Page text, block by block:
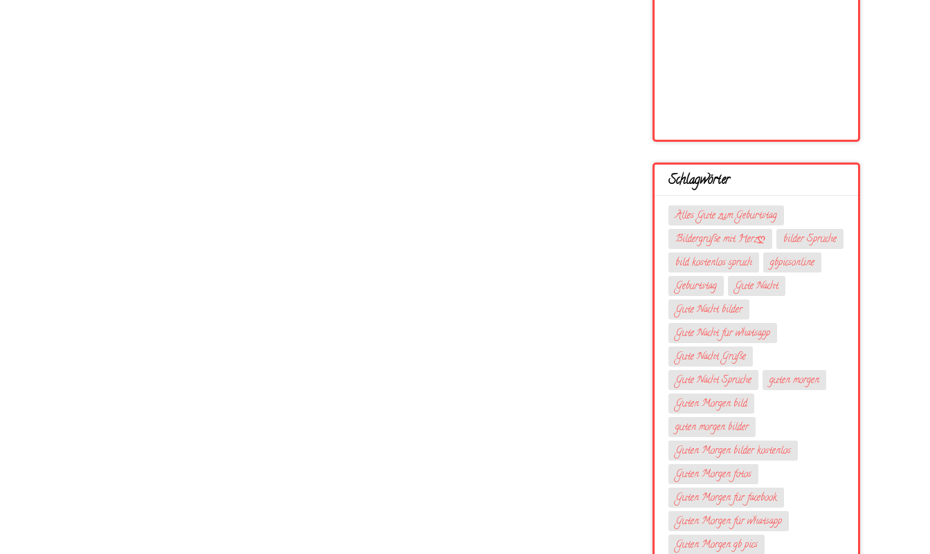
Schlagwörter
Alles Gute zum Geburtstag
Bildergrüße mit Herzღ
bilder Sprüche
bild kostenlos spruch
gbpicsonline
Geburtstag
Gute Nacht
Gute Nacht bilder
Gute Nacht für whatsapp
Gute Nacht Grüße
Gute Nacht Sprüche
guten morgen
Guten Morgen bild
guten morgen bilder
Guten Morgen bilder kostenlos
Guten Morgen fotos
Guten Morgen für facebook
Guten Morgen für whatsapp
Guten Morgen gb pics